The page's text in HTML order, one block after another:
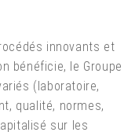
innovants et
bénéficie, le Groupe
(laboratoire,
qualité, normes,
sur les